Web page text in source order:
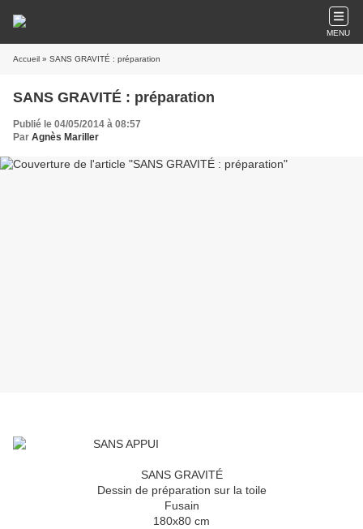
MENU
Accueil » SANS GRAVITÉ : préparation
SANS GRAVITÉ : préparation
Publié le 04/05/2014 à 08:57
Par Agnès Mariller
SANS GRAVITÉ
Dessin de préparation sur la toile
Fusain
180x80 cm